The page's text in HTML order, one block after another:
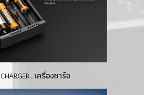
CHARGER . เครื่องชาร์จ